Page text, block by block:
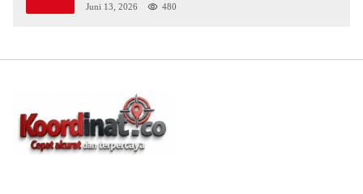
Juni 13, 2026 480